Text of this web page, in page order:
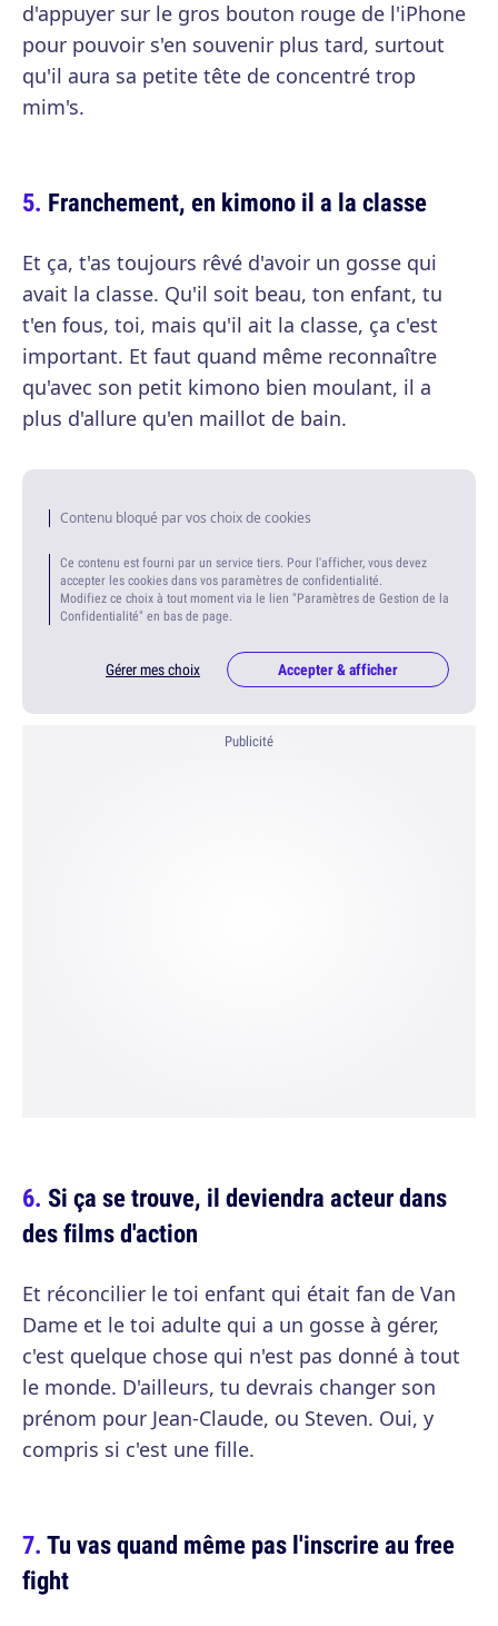
d'appuyer sur le gros bouton rouge de l'iPhone
pour pouvoir s'en souvenir plus tard, surtout
qu'il aura sa petite tête de concentré trop
mim's.
Franchement, en kimono il a la classe
Et ça, t'as toujours rêvé d'avoir un gosse qui
avait la classe. Qu'il soit beau, ton enfant, tu
t'en fous, toi, mais qu'il ait la classe, ça c'est
important. Et faut quand même reconnaître
qu'avec son petit kimono bien moulant, il a
plus d'allure qu'en maillot de bain.
Contenu bloqué par vos choix de cookies
Ce contenu est fourni par un service tiers. Pour l'afficher, vous devez
accepter les cookies dans vos paramètres de confidentialité.
Modifiez ce choix à tout moment via le lien "Paramètres de Gestion de la
Confidentialité" en bas de page.
Gérer mes choix Accepter & afficher
Publicité
Si ça se trouve, il deviendra acteur dans
des films d'action
Et réconcilier le toi enfant qui était fan de Van
Dame et le toi adulte qui a un gosse à gérer,
c'est quelque chose qui n'est pas donné à tout
le monde. D'ailleurs, tu devrais changer son
prénom pour Jean-Claude, ou Steven. Oui, y
compris si c'est une fille.
Tu vas quand même pas l'inscrire au free
fight